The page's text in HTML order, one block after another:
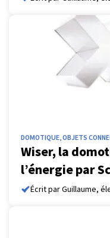
DOMOTIQUE, OBJETS
Wiser, la
l’énergie par
Écrit par Guillaume,